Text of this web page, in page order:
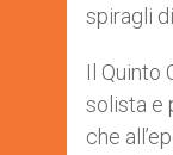
spiragli
Il Quinto
solista e
che